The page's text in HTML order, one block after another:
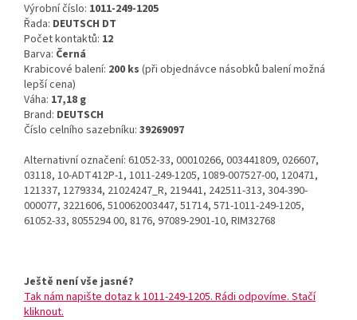
Výrobní číslo: 1011-249-1205
Řada: DEUTSCH DT
Počet kontaktů: 12
Barva: Černá
Krabicové balení: 200 ks (při objednávce násobků balení možná
lepší cena)
Váha: 17,18 g
Brand: DEUTSCH
Číslo celního sazebníku: 39269097
Alternativní označení: 61052-33, 00010266, 003441809, 026607,
03118, 10-ADT412P-1, 1011-249-1205, 1089-007527-00, 120471,
121337, 1279334, 21024247_R, 219441, 242511-313, 304-390-
000077, 3221606, 510062003447, 51714, 571-1011-249-1205,
61052-33, 8055294 00, 8176, 97089-2901-10, RIM32768
Ještě není vše jasné?
Tak nám napište dotaz k 1011-249-1205. Rádi odpovíme. Stačí
kliknout.